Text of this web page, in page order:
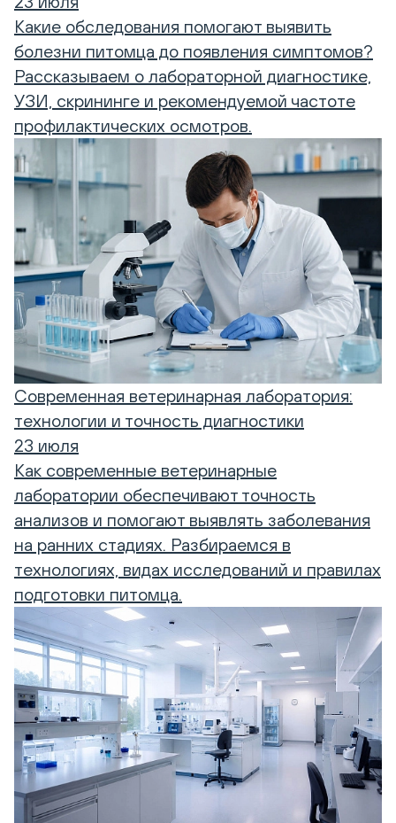
Какие обследования помогают выявить
болезни питомца до появления симптомов?
Рассказываем о лабораторной диагностике,
УЗИ, скрининге и рекомендуемой частоте
профилактических осмотров.
Современная ветеринарная лаборатория:
технологии и точность диагностики
23 июля
Как современные ветеринарные
лаборатории обеспечивают точность
анализов и помогают выявлять заболевания
на ранних стадиях. Разбираемся в
технологиях, видах исследований и правилах
подготовки питомца.